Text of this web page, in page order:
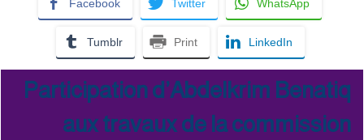
Facebook Twitter WhatsApp
Tumblr Print LinkedIn
Participation d’Abdelkrim Benatiq
aux travaux de la commission